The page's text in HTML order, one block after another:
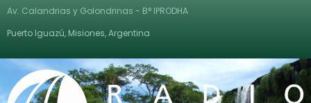
Av. Calandrias y Golondrinas - B° IPRODHA
Puerto Iguazú, Misiones, Argentina